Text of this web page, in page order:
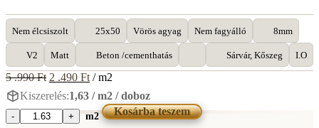
Nem élcsiszolt 25x50 Vörös agyag Nem fagyálló 8mm
V2 Matt Beton /cementhatás Sárvár, Kőszeg I.O
5 .990Ft Original
price
was:
5
2 .490 FtCurrent
price
is:
2
/ m2
Kiszerelés:1,63 / m2 / doboz
STN
m2 Kosárba teszem